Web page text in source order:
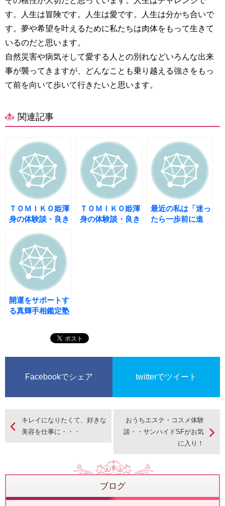
す。人生は冒険です。人生は愛です。人生は分かち合いで
す。夢や希望を叶えるために私たちは肉体をもって生きて
いるのだと思います。
自然災害や病気そして愛する人との別れなどいろんな出来
事が襲ってきますが、どんなことも乗り越える強さをもっ
て前を向いて歩いて行きたいと思います。
関連記事
ＴＯＭＩＫＯ姫渾
身の体験談・良き
運の鍵 パート２
ＴＯＭＩＫＯ姫渾
身の体験談・良き
最近の私は「迷っ
たら一歩前に進
開運をサポートす
る真輝手相鑑定塾
Facebookでシェア twitterでツイート
キレイになりたくて、好きな
美容を仕事に・・・
おうちエステ・コスメ体験
談・・サンハイドSFがお気
に入り！
ブログ